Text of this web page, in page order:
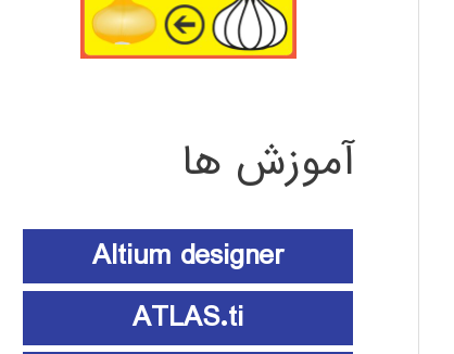
آموزش ها
Altium designer
ATLAS.ti